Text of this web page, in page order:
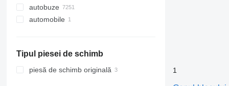
autobuze
automobile
Tipul piesei de schimb
piesă de schimb originală 1